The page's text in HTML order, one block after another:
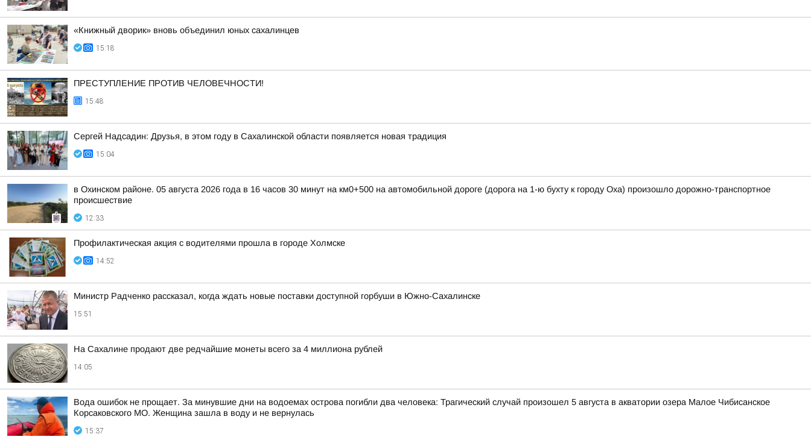
«Книжный дворик» вновь объединил юных сахалинцев
15:18
ПРЕСТУПЛЕНИЕ ПРОТИВ ЧЕЛОВЕЧНОСТИ!
15:48
Сергей Надсадин: Друзья, в этом году в Сахалинской области появляется новая традиция
15:04
в Охинском районе. 05 августа 2026 года в 16 часов 30 минут на км0+500 на автомобильной дороге (дорога на 1-ю бухту к городу Оха) произошло дорожно-транспортное
происшествие
12:33
Профилактическая акция с водителями прошла в городе Холмске
14:52
Министр Радченко рассказал, когда ждать новые поставки доступной горбуши в Южно-Сахалинске
15:51
На Сахалине продают две редчайшие монеты всего за 4 миллиона рублей
14:05
Вода ошибок не прощает. За минувшие дни на водоемах острова погибли два человека: Трагический случай произошел 5 августа в акватории озера Малое Чибисанское
Корсаковского МО. Женщина зашла в воду и не вернулась
15:37